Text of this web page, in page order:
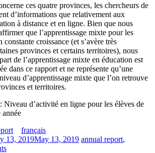
ces quatre provinces, les chercheurs de
d’informations que relativement aux
à distance et en ligne. Bien que nous
que l’apprentissage mixte pour les
croissance (et s’avère très
provinces et certains territoires), nous
de l’apprentissage mixte en éducation est
dans ce rapport et ne représente qu’une
d’apprentissage mixte que l’on retrouve
et territoires.
Niveau d’activité en ligne pour les élèves de
année
français
13, 2019May 13, 2019 annual report,